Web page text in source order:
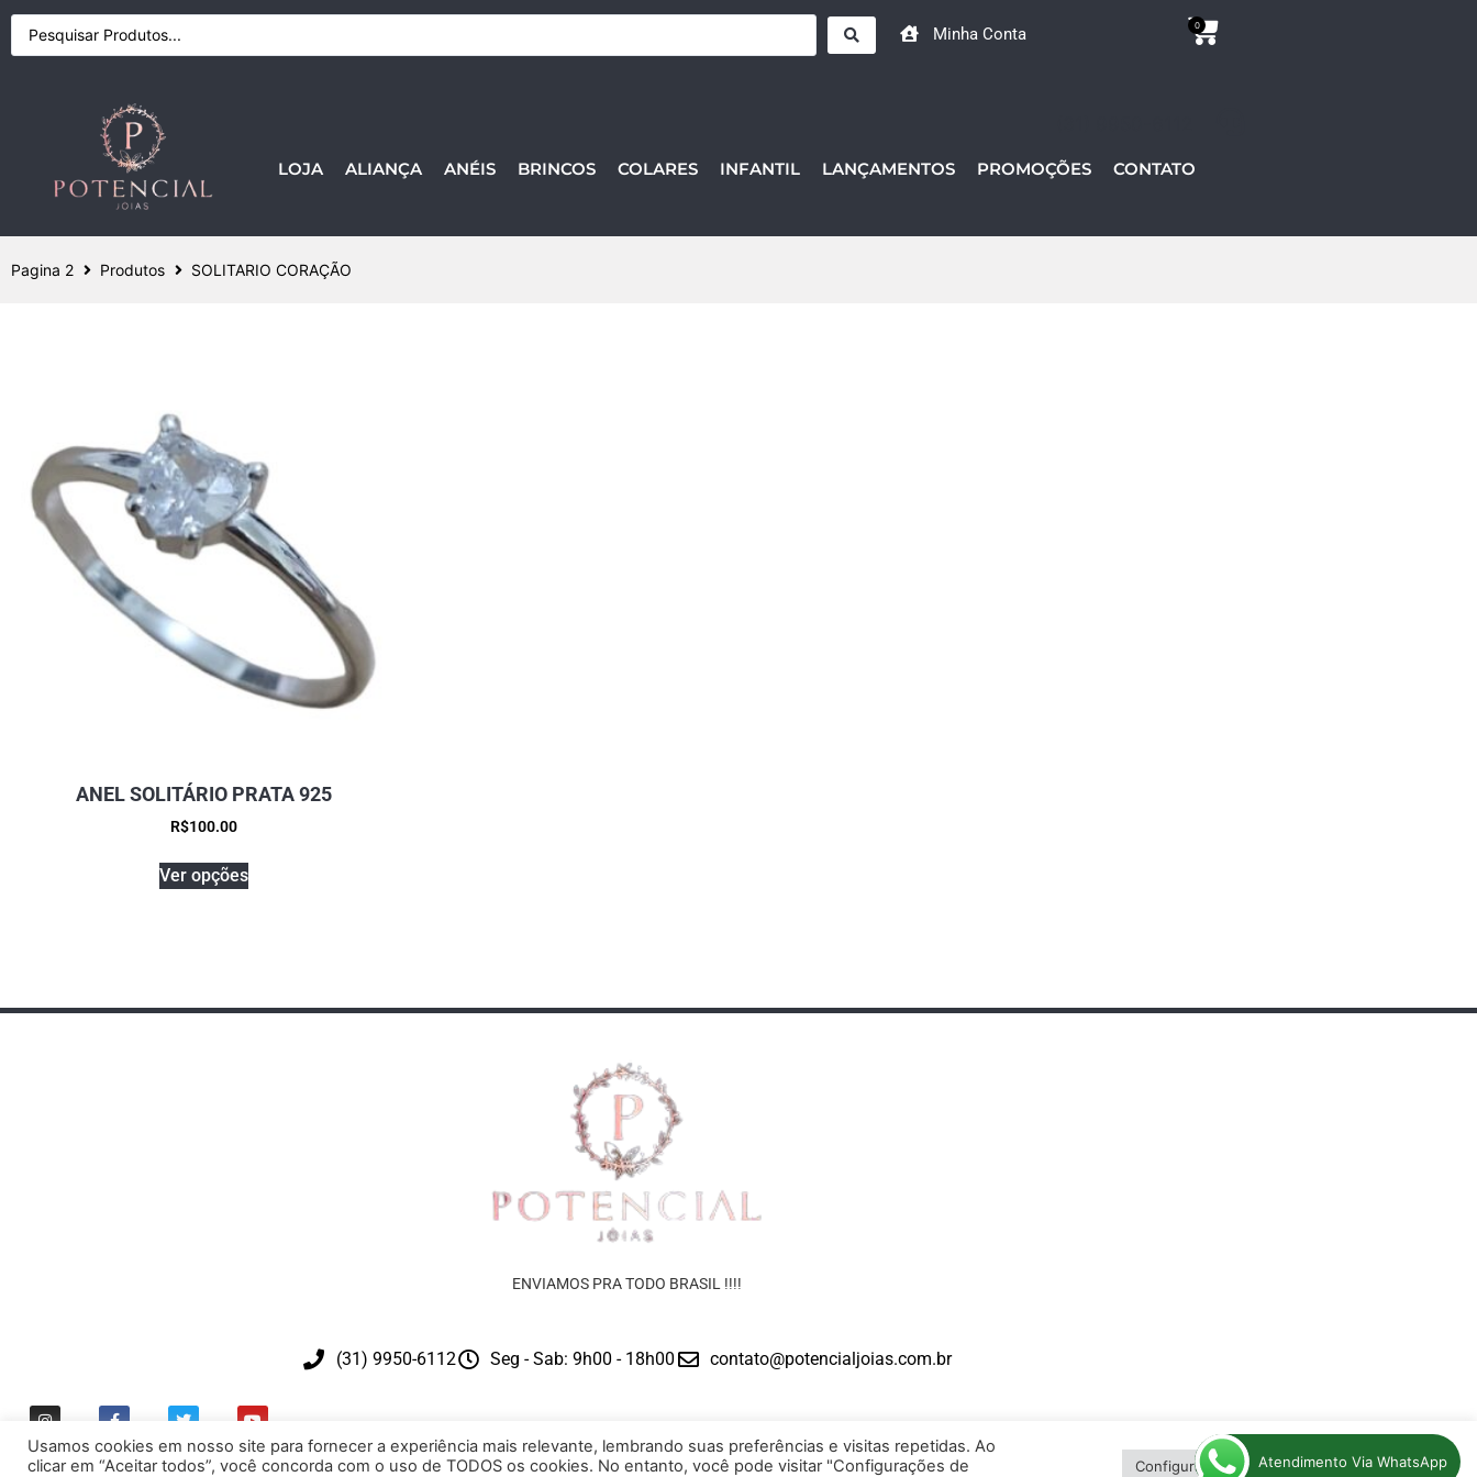
Minha Conta 0
LOJA ALIANÇA ANÉIS BRINCOS COLARES INFANTIL LANÇAMENTOS PROMOÇÕES CONTATO
Pagina 2 Produtos SOLITARIO CORAÇÃO
ANEL SOLITÁRIO PRATA 925
R$100.00
Ver opções
ENVIAMOS PRA TODO BRASIL !!!!
(31) 9950-6112 Seg - Sab: 9h00 - 18h00 contato@potencialjoias.com.br
Usamos cookies em nosso site para fornecer a experiência mais relevante, lembrando suas preferências e visitas repetidas. Ao
clicar em “Aceitar todos”, você concorda com o uso de TODOS os cookies. No entanto, você pode visitar "Configurações de
Configurações de cookies Aceitar tudo
Atendimento Via WhatsApp